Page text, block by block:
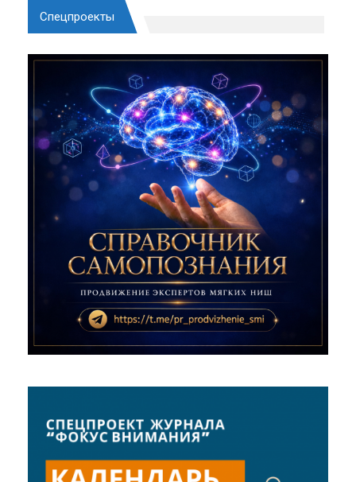
Спецпроекты